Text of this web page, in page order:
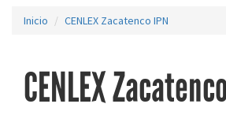
Inicio CENLEX Zacatenco IPN
CENLEX